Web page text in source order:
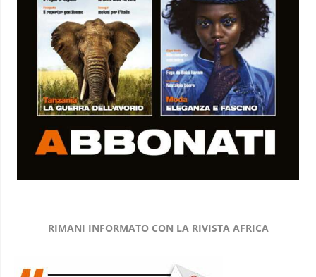
RIMANI INFORMATO CON LA RIVISTA AFRICA